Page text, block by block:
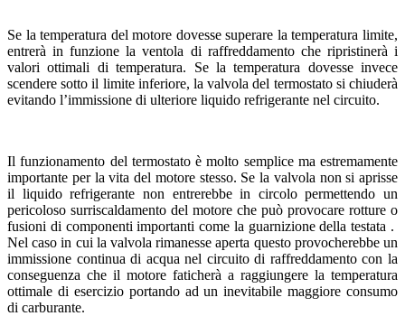
Se la temperatura del motore dovesse superare la temperatura limite,
entrerà in funzione la ventola di raffreddamento che ripristinerà i
valori ottimali di temperatura. Se la temperatura dovesse invece
scendere sotto il limite inferiore, la valvola del termostato si chiuderà
evitando l’immissione di ulteriore liquido refrigerante nel circuito.
Il funzionamento del termostato è molto semplice ma estremamente
importante per la vita del motore stesso. Se la valvola non si aprisse
il liquido refrigerante non entrerebbe in circolo permettendo un
pericoloso surriscaldamento del motore che può provocare rotture o
fusioni di componenti importanti come la guarnizione della testata .
Nel caso in cui la valvola rimanesse aperta questo provocherebbe un
immissione continua di acqua nel circuito di raffreddamento con la
conseguenza che il motore faticherà a raggiungere la temperatura
ottimale di esercizio portando ad un inevitabile maggiore consumo
di carburante.